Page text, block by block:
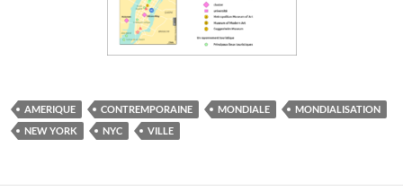
AMERIQUE CONTREMPORAINE MONDIALE
MONDIALISATION
NEW YORK
NYC VILLE